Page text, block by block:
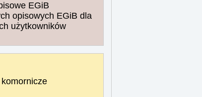
EGiB
opisowych EGiB dla
użytkowników